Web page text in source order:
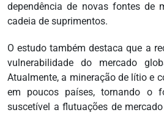
dependência de novas fontes de
cadeia de suprimentos.
O estudo também destaca que a
vulnerabilidade do mercado
Atualmente, a mineração de lítio e
em poucos países, tornando o
suscetível a flutuações de